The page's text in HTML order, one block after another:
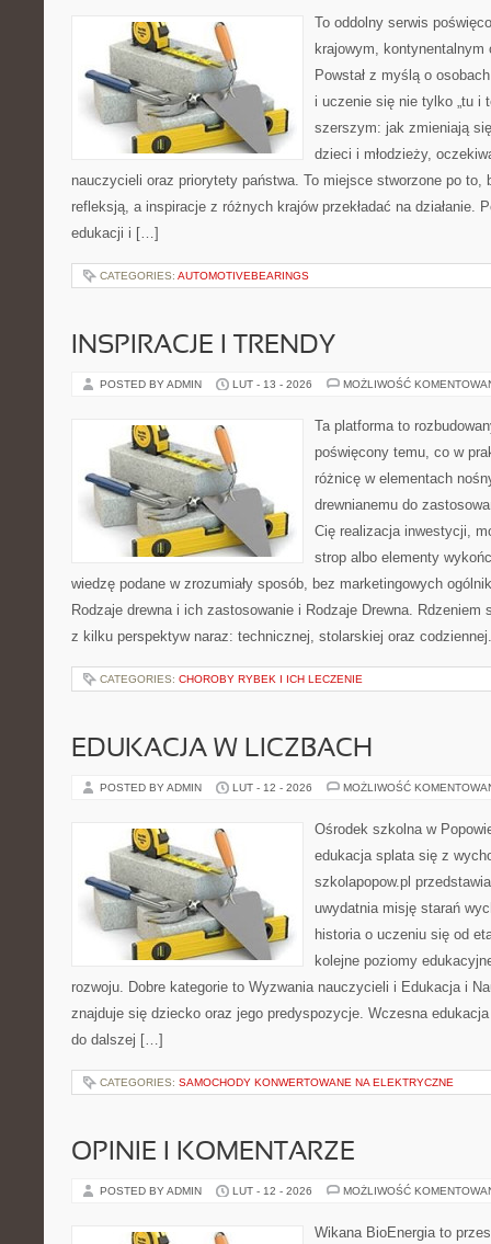
To oddolny serwis
krajowym, kontynentalnym
Powstał z myślą o
i uczenie się nie tylko „tu i
szerszym: jak zmieniają
dzieci i młodzieży,
nauczycieli oraz priorytety państwa. To miejsce stworzone po to,
refleksją, a inspiracje z różnych krajów przekładać na działanie.
edukacji i […]
CATEGORIES: AUTOMOTIVEBEARINGS
INSPIRACJE I TRENDY
POSTED BY ADMIN LUT - 13 - 2026 MOŻLIWOŚĆ
Ta platforma to
poświęcony temu, co w
różnicę w elementach
drewnianemu do
Cię realizacja inwestycji,
strop albo elementy
wiedzę podane w zrozumiały sposób, bez marketingowych
Rodzaje drewna i ich zastosowanie i Rodzaje Drewna. Rdzeniem
z kilku perspektyw naraz: technicznej, stolarskiej oraz
CATEGORIES: CHOROBY RYBEK I ICH LECZENIE
EDUKACJA W LICZBACH
POSTED BY ADMIN LUT - 12 - 2026 MOŻLIWOŚĆ
Ośrodek szkolna w
edukacja splata się z
szkolapopow.pl
uwydatnia misję starań
historia o uczeniu się od
kolejne poziomy
rozwoju. Dobre kategorie to Wyzwania nauczycieli i Edukacja i
znajduje się dziecko oraz jego predyspozycje. Wczesna
do dalszej […]
CATEGORIES: SAMOCHODY KONWERTOWANE NA ELEKTRYCZNE
OPINIE I KOMENTARZE
POSTED BY ADMIN LUT - 12 - 2026 MOŻLIWOŚĆ
Wikana BioEnergia to